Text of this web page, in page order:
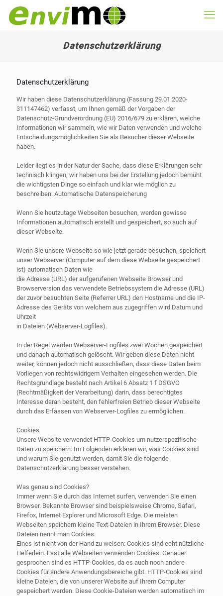
Datenschutzerklärung
Datenschutzerklärung
Wir haben diese Datenschutzerklärung (Fassung 29.01.2020-
311147462) verfasst, um Ihnen gemäß der Vorgaben der
Datenschutz-Grundverordnung (EU) 2016/679 zu erklären, welche
Informationen wir sammeln, wie wir Daten verwenden und welche
Entscheidungsmöglichkeiten Sie als Besucher dieser Webseite
haben.
Leider liegt es in der Natur der Sache, dass diese Erklärungen sehr
technisch klingen, wir haben uns bei der Erstellung jedoch bemüht
die wichtigsten Dinge so einfach und klar wie möglich zu
beschreiben. Automatische Datenspeicherung
Wenn Sie heutzutage Webseiten besuchen, werden gewisse
Informationen automatisch erstellt und gespeichert, so auch auf
dieser Webseite.
Wenn Sie unsere Webseite so wie jetzt gerade besuchen, speichert
unser Webserver (Computer auf dem diese Webseite gespeichert
ist) automatisch Daten wie
die Adresse (URL) der aufgerufenen Webseite Browser und
Browserversion das verwendete Betriebssystem die Adresse (URL)
der zuvor besuchten Seite (Referrer URL) den Hostname und die IP-
Adresse des Geräts von welchem aus zugegriffen wird Datum und
Uhrzeit
in Dateien (Webserver-Logfiles).
In der Regel werden Webserver-Logfiles zwei Wochen gespeichert
und danach automatisch gelöscht. Wir geben diese Daten nicht
weiter, können jedoch nicht ausschließen, dass diese Daten beim
Vorliegen von rechtswidrigem Verhalten eingesehen werden. Die
Rechtsgrundlage besteht nach Artikel 6 Absatz 1 f DSGVO
(Rechtmäßigkeit der Verarbeitung) darin, dass berechtigtes
Interesse daran besteht, den fehlerfreien Betrieb dieser Webseite
durch das Erfassen von Webserver-Logfiles zu ermöglichen.
Cookies
Unsere Website verwendet HTTP-Cookies um nutzerspezifische
Daten zu speichern. Im Folgenden erklären wir, was Cookies sind
und warum Sie genutzt werden, damit Sie die folgende
Datenschutzerklärung besser verstehen.
Was genau sind Cookies?
Immer wenn Sie durch das Internet surfen, verwenden Sie einen
Browser. Bekannte Browser sind beispielsweise Chrome, Safari,
Firefox, Internet Explorer und Microsoft Edge. Die meisten
Webseiten speichern kleine Text-Dateien in Ihrem Browser. Diese
Dateien nennt man Cookies.
Eines ist nicht von der Hand zu weisen: Cookies sind echt nützliche
Helferlein. Fast alle Webseiten verwenden Cookies. Genauer
gesprochen sind es HTTP-Cookies, da es auch noch andere
Cookies für andere Anwendungsbereiche gibt. HTTP-Cookies sind
kleine Dateien, die von unserer Website auf Ihrem Computer
gespeichert werden. Diese Cookie-Dateien werden automatisch im